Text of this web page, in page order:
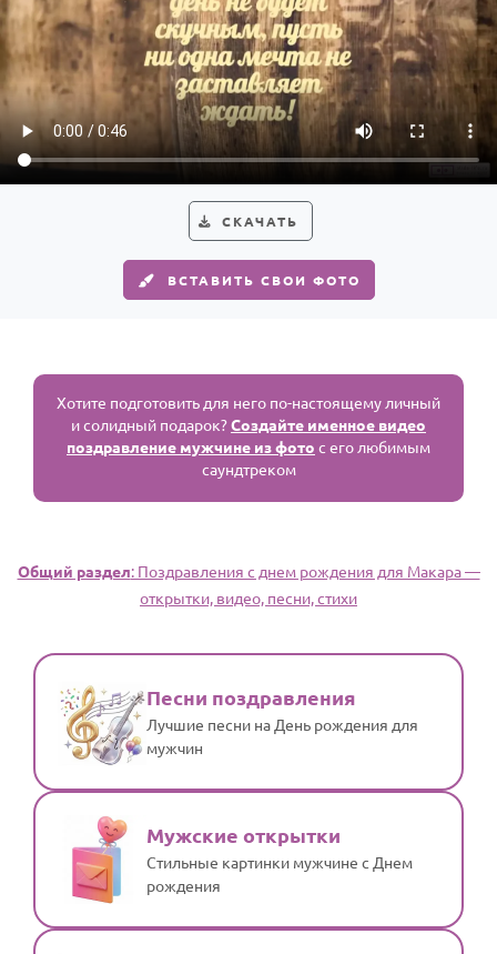
СКАЧАТЬ
ВСТАВИТЬ СВОИ ФОТО
Хотите подготовить для него по-настоящему личный
и солидный подарок?Создайте именное видео
поздравление мужчине из фото с его любимым
саундтреком
Общий раздел: Поздравления с днем рождения для Макара —
открытки, видео, песни, стихи
Песни поздравления
Лучшие песни на День рождения для
мужчин
Мужские открытки
Стильные картинки мужчине с Днем
рождения